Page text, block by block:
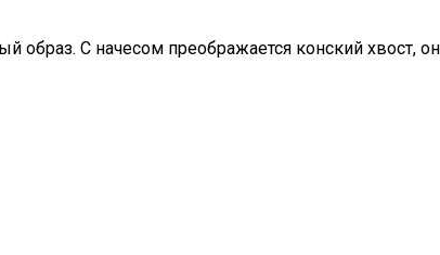
С начесом преображается конский хвост, он